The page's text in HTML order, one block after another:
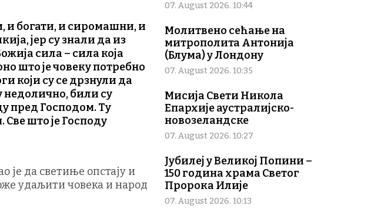
и богати, и сиромашни, и
јер су знали да из
сила – сила која
што је човеку потребно
који су се дрзнули да
недолично, били су
пред Господом. Ту
што је Господу
је да светиње опстају и
удаљити човека и народ
07. August 2026. 10:44
Молитвено сећање на
митрополита Антонија
(Блума) у Лондону
07. August 2026. 10:35
Мисија Свети Никола
Епархије аустралијско-
новозеландске
07. August 2026. 10:27
Јубилеј у Великој Попини –
150 година храма Светог
Пророка Илије
07. August 2026. 10:13